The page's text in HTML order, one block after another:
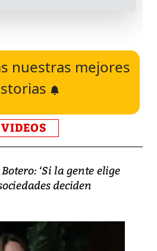
nuestras mejores
VIDEOS
‘Si la gente elige
deciden